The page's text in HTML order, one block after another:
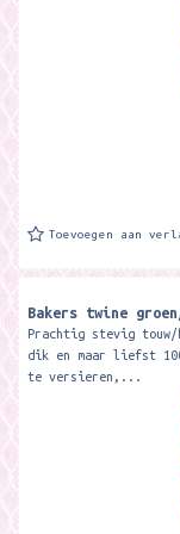
Toevoegen aan
Bakers twine
Prachtig stevig touw/
dik en maar liefst
te versieren,...